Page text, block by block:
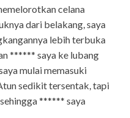
celana
dari belakang, saya
lebih terbuka
****** saya ke lubang
mulai memasuki
sedikit tersentak, tapi
****** saya